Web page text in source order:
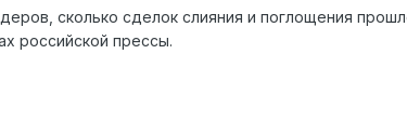
сколько сделок слияния и поглощения
российской прессы.